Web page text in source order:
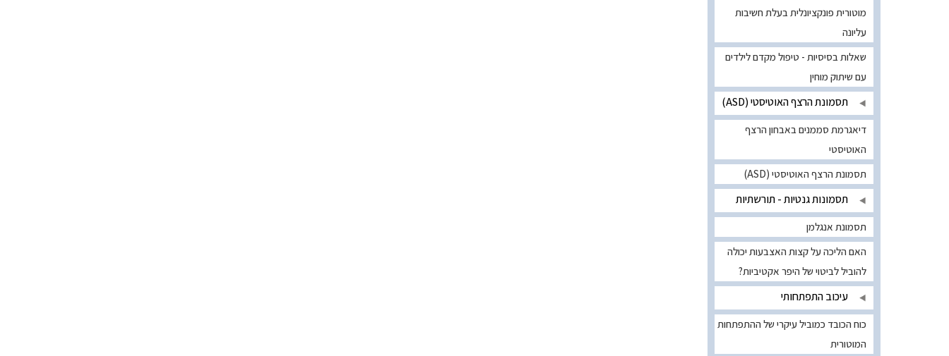
מוטורית פונקציונלית בעלת חשיבות
עליונה
שאלות בסיסיות - טיפול מקדם לילדים
עם שיתוק מוחין
תסמונת הרצף האוטיסטי (ASD)
דיאגרמת סממנים באבחון הרצף
האוטיסטי
תסמונת הרצף האוטיסטי (ASD)
תסמונות גנטיות - תורשתיות
תסמונת אנגלמן
האם הליכה על קצות האצבעות יכולה
להוביל לביטוי של היפר אקטיביות?
עיכוב התפתחותי
כוח הכובד כמוביל עיקרי של ההתפתחות
המוטורית